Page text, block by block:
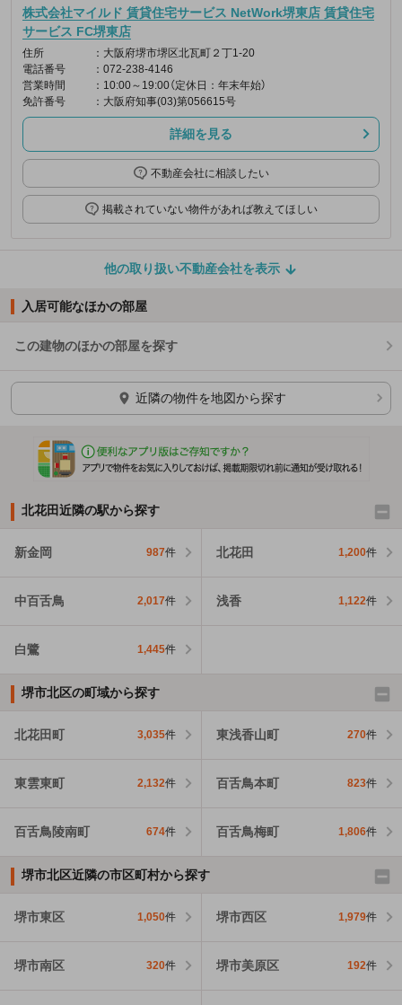
株式会社マイルド 賃貸住宅サービス NetWork堺東店 賃貸住宅
サービス FC堺東店
住所
：大阪府堺市堺区北瓦町２丁1-20
電話番号
：072-238-4146
営業時間
：10:00～19:00（定休日：年末年始）
免許番号
：大阪府知事(03)第056615号
詳細を見る
不動産会社に相談したい
掲載されていない物件があれば教えてほしい
他の取り扱い不動産会社を表示
入居可能なほかの部屋
この建物のほかの部屋を探す
ほかの部屋を検索中…
近隣の物件を地図から探す
北花田近隣の駅から探す
新金岡 987件 北花田 1,200件
中百舌鳥 2,017件 浅香 1,122件
白鷺 1,445件
堺市北区の町域から探す
北花田町 3,035件 東浅香山町 270件
東雲東町 2,132件 百舌鳥本町 823件
百舌鳥陵南町 674件 百舌鳥梅町 1,806件
堺市北区近隣の市区町村から探す
堺市東区 1,050件 堺市西区 1,979件
堺市南区 320件 堺市美原区 192件